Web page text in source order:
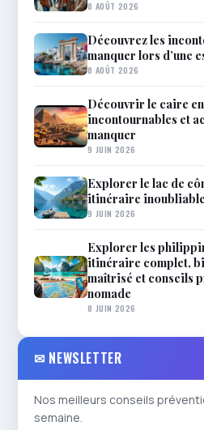
8 AOÛT 2026
Découvrez les
manquer lors d’une
8 AOÛT 2026
Découvrir le caire
incontournables et
manquer
9 JUIN 2026
Explorer le lac de
itinéraire
9 JUIN 2026
Explorer les
itinéraire complet,
maîtrisé et conseils
nomade
8 JUIN 2026
✉ NEWSLETTER
Nos meilleurs conseils
semaine.